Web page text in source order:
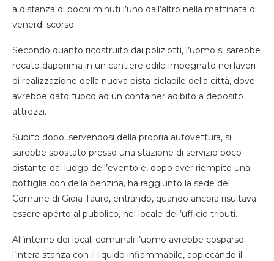
a distanza di pochi minuti l’uno dall’altro nella mattinata di
venerdì scorso.
Secondo quanto ricostruito dai poliziotti, l’uomo si sarebbe
recato dapprima in un cantiere edile impegnato nei lavori
di realizzazione della nuova pista ciclabile della città, dove
avrebbe dato fuoco ad un container adibito a deposito
attrezzi.
Subito dopo, servendosi della propria autovettura, si
sarebbe spostato presso una stazione di servizio poco
distante dal luogo dell’evento e, dopo aver riempito una
bottiglia con della benzina, ha raggiunto la sede del
Comune di Gioia Tauro, entrando, quando ancora risultava
essere aperto al pubblico, nel locale dell’ufficio tributi.
All’interno dei locali comunali l’uomo avrebbe cosparso
l’intera stanza con il liquido infiammabile, appiccando il